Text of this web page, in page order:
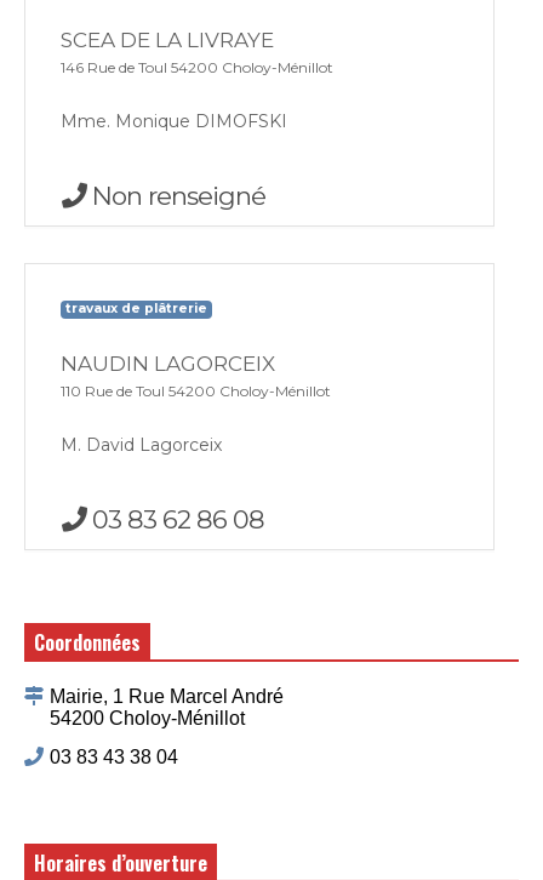
SCEA DE LA LIVRAYE
146 Rue de Toul 54200 Choloy-Ménillot
Mme. Monique DIMOFSKI
Non renseigné
travaux de plâtrerie
NAUDIN LAGORCEIX
110 Rue de Toul 54200 Choloy-Ménillot
M. David Lagorceix
03 83 62 86 08
Coordonnées
Mairie, 1 Rue Marcel André
54200 Choloy-Ménillot
03 83 43 38 04
Horaires d’ouverture